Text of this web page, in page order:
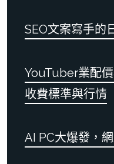
SEO文案寫手的
YouTuber業配
收費標準與行情
AI PC大爆發，